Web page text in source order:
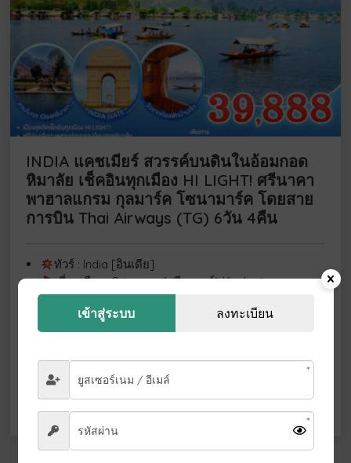
INDIA แคชเมียร์ สวรรค์บนดินในอ้อมกอด
หิมาลัย เช็คอินทุกเมือง HI LIGHT! ศรีนาคา
พาฮาลแกรม กุลมาร์ค โซนามาร์ค โดยสาย
การบิน Thai Airways (TG) 6วัน 4คืน
ทัวร์ : India [อินเดีย]
เที่ยวเมือง : Srinagar (ศรีนาการ์) Kashmir
(แคชเมียร์) Delhi (เดลี)
🗓ช่วงเดือน พค. ุ68
✈บินโดย TG
จองเลย
เข้าสู่ระบบ ลงทะเบียน